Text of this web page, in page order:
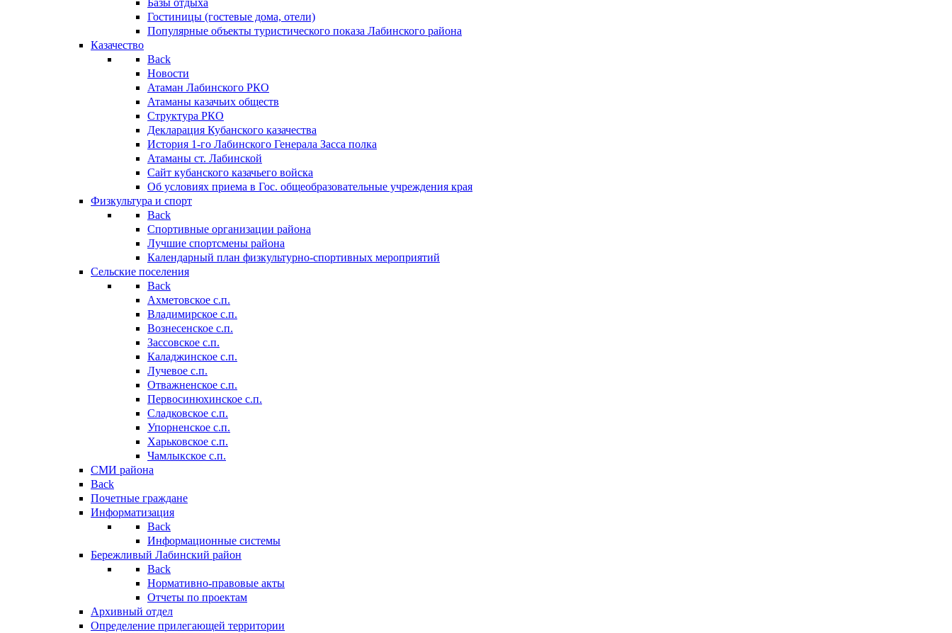
Базы отдыха
Гостиницы (гостевые дома, отели)
Популярные объекты туристического показа Лабинского района
Казачество
Back
Новости
Атаман Лабинского РКО
Атаманы казачьих обществ
Структура РКО
Декларация Кубанского казачества
История 1-го Лабинского Генерала Засса полка
Атаманы ст. Лабинской
Cайт кубанского казачьего войска
Об условиях приема в Гос. общеобразовательные учреждения края
Физкультура и спорт
Back
Спортивные организации района
Лучшие спортсмены района
Календарный план физкультурно-спортивных мероприятий
Сельские поселения
Back
Ахметовское с.п.
Владимирское с.п.
Вознесенское с.п.
Зассовское с.п.
Каладжинское с.п.
Лучевое с.п.
Отважненское с.п.
Первосинюхинское с.п.
Сладковское с.п.
Упорненское с.п.
Харьковское с.п.
Чамлыкское с.п.
СМИ района
Back
Почетные граждане
Информатизация
Back
Информационные системы
Бережливый Лабинский район
Back
Нормативно-правовые акты
Отчеты по проектам
Архивный отдел
Определение прилегающей территории